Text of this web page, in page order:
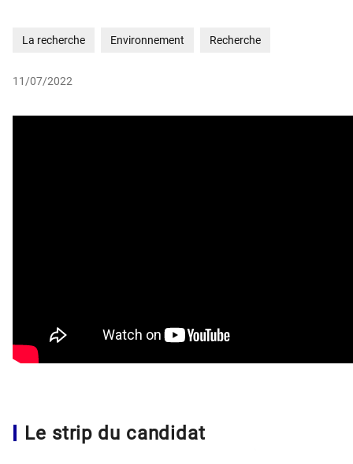
La recherche Environnement Recherche
11/07/2022
Le strip du candidat